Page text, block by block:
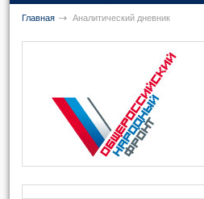
Главная Аналитический дневник